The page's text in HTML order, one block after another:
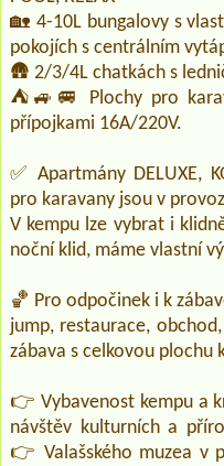
🏡 4-10L bungalovy s
pokojích s centrálním
🛖 2/3/4L chatkách s
⛺🚙🚐 Plochy pro
přípojkami 16A/220V.
✅ Apartmány DELUXE,
pro karavany jsou v
V kempu lze vybrat i
noční klid, máme vlastní
🏀 Pro odpočinek i k
jump, restaurace,
zábava s celkovou plochu
👉 Vybavenost kempu a
návštěv kulturních a
👉 Valašského muzea v